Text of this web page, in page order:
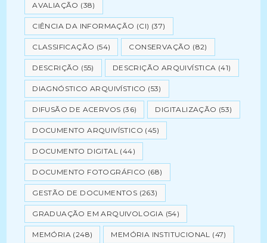
AVALIAÇÃO (38)
CIÊNCIA DA INFORMAÇÃO (CI) (37)
CLASSIFICAÇÃO (54) CONSERVAÇÃO (82)
DESCRIÇÃO (55) DESCRIÇÃO ARQUIVÍSTICA (41)
DIAGNÓSTICO ARQUIVÍSTICO (53)
DIFUSÃO DE ACERVOS (36) DIGITALIZAÇÃO (53)
DOCUMENTO ARQUIVÍSTICO (45)
DOCUMENTO DIGITAL (44)
DOCUMENTO FOTOGRÁFICO (68)
GESTÃO DE DOCUMENTOS (263)
GRADUAÇÃO EM ARQUIVOLOGIA (54)
MEMÓRIA (248) MEMÓRIA INSTITUCIONAL (47)